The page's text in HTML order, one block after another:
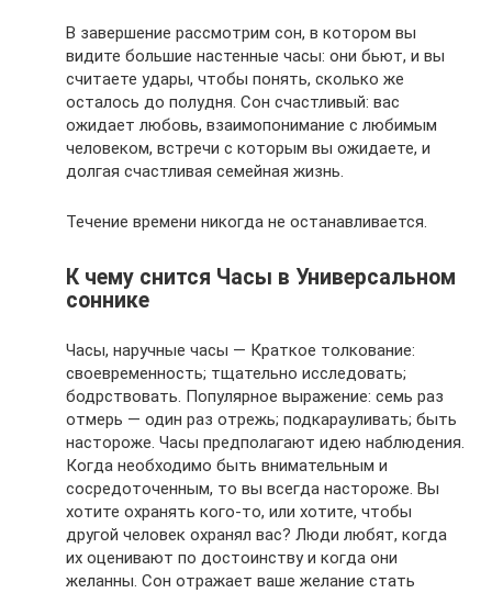
В завершение рассмотрим сон, в котором вы
видите большие настенные часы: они бьют, и вы
считаете удары, чтобы понять, сколько же
осталось до полудня. Сон счастливый: вас
ожидает любовь, взаимопонимание с любимым
человеком, встречи с которым вы ожидаете, и
долгая счастливая семейная жизнь.
Течение времени никогда не останавливается.
К чему снится Часы в Универсальном
соннике
Часы, наручные часы — Краткое толкование:
своевременность; тщательно исследовать;
бодрствовать. Популярное выражение: семь раз
отмерь — один раз отрежь; подкарауливать; быть
настороже. Часы предполагают идею наблюдения.
Когда необходимо быть внимательным и
сосредоточенным, то вы всегда настороже. Вы
хотите охранять кого-то, или хотите, чтобы
другой человек охранял вас? Люди любят, когда
их оценивают по достоинству и когда они
желанны. Сон отражает ваше желание стать